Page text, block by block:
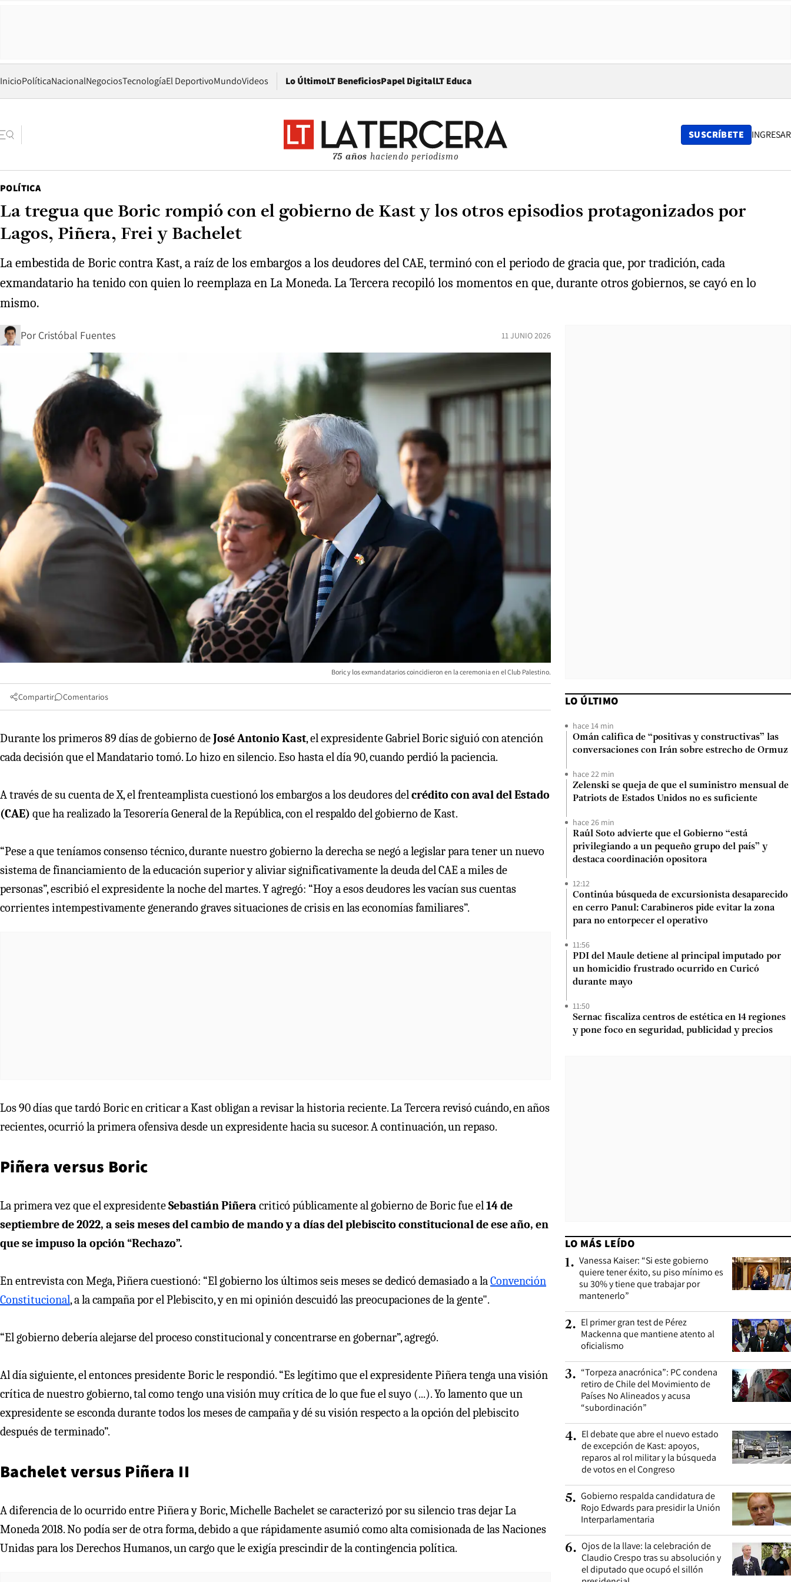
InicioPolíticaNacionalNegociosTecnologíaEl DeportivoMundoVideos Lo ÚltimoLT BeneficiosPapel DigitalOpens in new window
LT Educa
75 años haciendo periodismo
SUSCRÍBETE INGRESAR
POLÍTICA
La tregua que Boric rompió con el gobierno de Kast y los otros episodios protagonizados por
Lagos, Piñera, Frei y Bachelet
La embestida de Boric contra Kast, a raíz de los embargos a los deudores del CAE, terminó con el periodo de gracia que, por tradición, cada
exmandatario ha tenido con quien lo reemplaza en La Moneda. La Tercera recopiló los momentos en que, durante otros gobiernos, se cayó en lo
mismo.
Por Cristóbal Fuentes 11 JUNIO 2026
Boric y los exmandatarios coincidieron en la ceremonia en el Club Palestino.
Compartir Comentarios
Durante los primeros 89 días de gobierno deJosé Antonio Kast, el expresidente Gabriel Boric siguió con atención
cada decisión que el Mandatario tomó. Lo hizo en silencio. Eso hasta el día 90, cuando perdió la paciencia.
A través de su cuenta de X, el frenteamplista cuestionó los embargos a los deudores delcrédito con aval del Estado
(CAE) que ha realizado la Tesorería General de la República, con el respaldo del gobierno de Kast.
“Pese a que teníamos consenso técnico, durante nuestro gobierno la derecha se negó a legislar para tener un nuevo
sistema de financiamiento de la educación superior y aliviar significativamente la deuda del CAE a miles de
personas”, escribió el expresidente la noche del martes. Y agregó: “Hoy a esos deudores les vacían sus cuentas
corrientes intempestivamente generando graves situaciones de crisis en las economías familiares”.
Los 90 días que tardó Boric en criticar a Kast obligan a revisar la historia reciente. La Tercera revisó cuándo, en años
recientes, ocurrió la primera ofensiva desde un expresidente hacia su sucesor. A continuación, un repaso.
Piñera versus Boric
La primera vez que el expresidenteSebastián Piñera criticó públicamente al gobierno de Boric fue el14 de
septiembre de 2022, a seis meses del cambio de mando y a días del plebiscito constitucional de ese año, en
que se impuso la opción “Rechazo”.
En entrevista con Mega, Piñera cuestionó: “El gobierno los últimos seis meses se dedicó demasiado a laConvención
Constitucional, a la campaña por el Plebiscito, y en mi opinión descuidó las preocupaciones de la gente".
“El gobierno debería alejarse del proceso constitucional y concentrarse en gobernar”, agregó.
Al día siguiente, el entonces presidente Boric le respondió. “Es legítimo que el expresidente Piñera tenga una visión
crítica de nuestro gobierno, tal como tengo una visión muy crítica de lo que fue el suyo (...). Yo lamento que un
expresidente se esconda durante todos los meses de campaña y dé su visión respecto a la opción del plebiscito
después de terminado”.
Bachelet versus Piñera II
A diferencia de lo ocurrido entre Piñera y Boric, Michelle Bachelet se caracterizó por su silencio tras dejar La
Moneda 2018. No podía ser de otra forma, debido a que rápidamente asumió como alta comisionada de las Naciones
Unidas para los Derechos Humanos, un cargo que le exigía prescindir de la contingencia política.
LO ÚLTIMO
hace 14 min
Omán califica de “positivas y constructivas” las
conversaciones con Irán sobre estrecho de Ormuz
hace 22 min
Zelenski se queja de que el suministro mensual de
Patriots de Estados Unidos no es suficiente
hace 26 min
Raúl Soto advierte que el Gobierno “está
privilegiando a un pequeño grupo del país” y
destaca coordinación opositora
12:12
Continúa búsqueda de excursionista desaparecido
en cerro Panul: Carabineros pide evitar la zona
para no entorpecer el operativo
11:56
PDI del Maule detiene al principal imputado por
un homicidio frustrado ocurrido en Curicó
durante mayo
11:50
Sernac fiscaliza centros de estética en 14 regiones
y pone foco en seguridad, publicidad y precios
LO MÁS LEÍDO
1. Vanessa Kaiser: “Si este gobierno
quiere tener éxito, su piso mínimo es
su 30% y tiene que trabajar por
mantenerlo”
2. El primer gran test de Pérez
Mackenna que mantiene atento al
oficialismo
3. “Torpeza anacrónica”: PC condena
retiro de Chile del Movimiento de
Países No Alineados y acusa
“subordinación”
4. El debate que abre el nuevo estado
de excepción de Kast: apoyos,
reparos al rol militar y la búsqueda
de votos en el Congreso
5. Gobierno respalda candidatura de
Rojo Edwards para presidir la Unión
Interparlamentaria
6. Ojos de la llave: la celebración de
Claudio Crespo tras su absolución y
el diputado que ocupó el sillón